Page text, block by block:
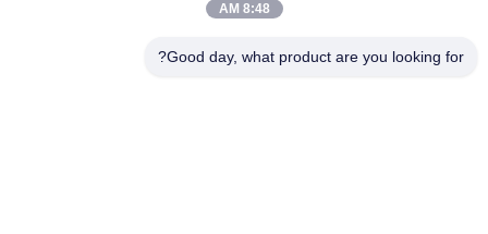
الأحداث
8:48 AM
Good day, what product are you looking for?